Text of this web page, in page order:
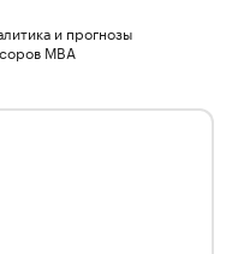
и прогнозы
MBA